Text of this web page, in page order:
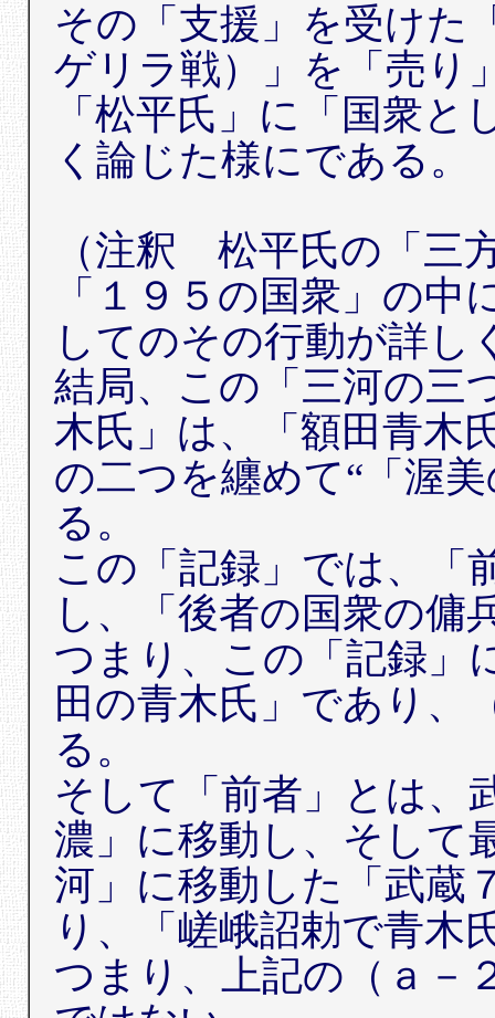
その「支援」を受けた
ゲリラ戦）」を「売り
「松平氏」に「国衆
く論じた様にである。
（注釈 松平氏の「三
「１９５の国衆」の
してのその行動が詳し
結局、この「三河の三
木氏」は、「額田青木
の二つを纏めて“「渥
る。
この「記録」では、「
し、「後者の国衆の傭
つまり、この「記録」
田の青木氏」であり、
る。
そして「前者」とは、
濃」に移動し、そして
河」に移動した「武蔵
り、「嵯峨詔勅で青木
つまり、上記の（ａ－